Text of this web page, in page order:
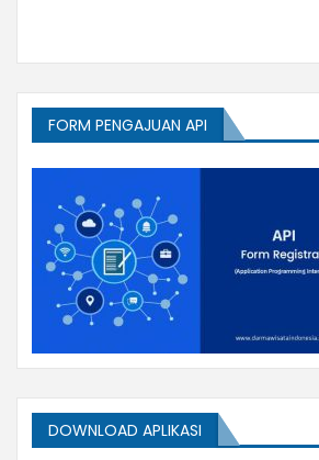
FORM PENGAJUAN API
DOWNLOAD APLIKASI